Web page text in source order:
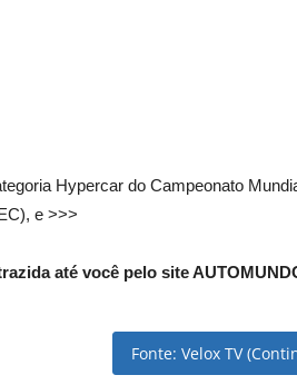
Hypercar do Campeonato
e >>>
até você pelo site
Fonte: Velox TV